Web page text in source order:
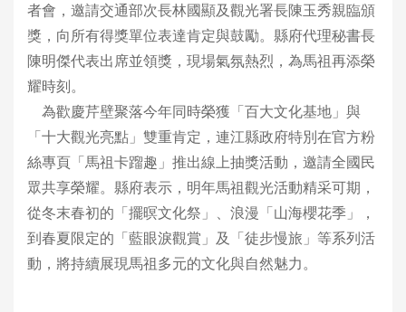
者會，邀請交通部次長林國顯及觀光署長陳玉秀親臨頒
獎，向所有得獎單位表達肯定與鼓勵。縣府代理秘書長
陳明傑代表出席並領獎，現場氣氛熱烈，為馬祖再添榮
耀時刻。
為歡慶芹壁聚落今年同時榮獲「百大文化基地」與
「十大觀光亮點」雙重肯定，連江縣政府特別在官方粉
絲專頁「馬祖卡蹓趣」推出線上抽獎活動，邀請全國民
眾共享榮耀。縣府表示，明年馬祖觀光活動精采可期，
從冬末春初的「擺暝文化祭」、浪漫「山海櫻花季」，
到春夏限定的「藍眼淚觀賞」及「徒步慢旅」等系列活
動，將持續展現馬祖多元的文化與自然魅力。